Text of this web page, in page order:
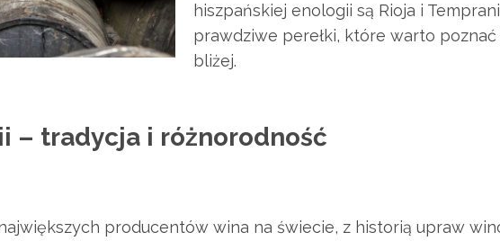
hiszpańskiej enologii są Rioja i
prawdziwe perełki, które warto poznać
bliżej.
– tradycja i różnorodność
producentów wina na świecie, z historią upraw